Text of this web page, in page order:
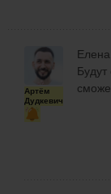
Артём
Дудкевич